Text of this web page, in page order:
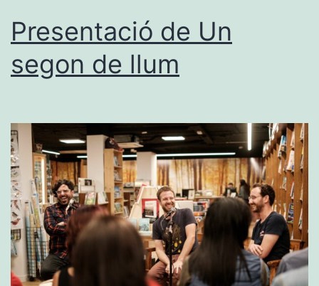
Presentació de Un
segon de llum